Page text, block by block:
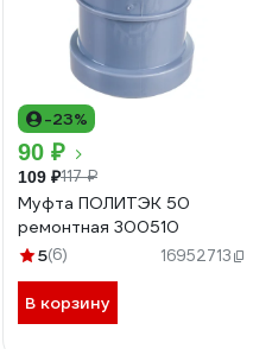
-23%
90 ₽
109 ₽117 ₽
Муфта ПОЛИТЭК 50
ремонтная 300510
5(6) 16952713
В корзину